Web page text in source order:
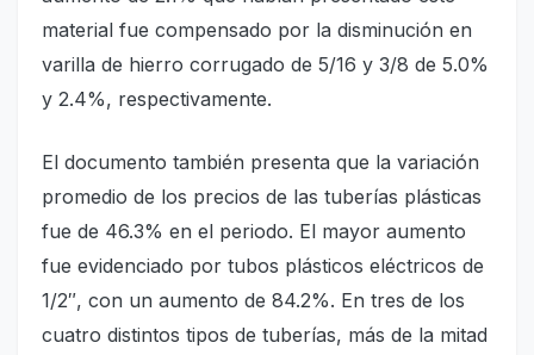
material fue compensado por la disminución en
varilla de hierro corrugado de 5/16 y 3/8 de 5.0%
y 2.4%, respectivamente.
El documento también presenta que la variación
promedio de los precios de las tuberías plásticas
fue de 46.3% en el periodo. El mayor aumento
fue evidenciado por tubos plásticos eléctricos de
1/2″, con un aumento de 84.2%. En tres de los
cuatro distintos tipos de tuberías, más de la mitad